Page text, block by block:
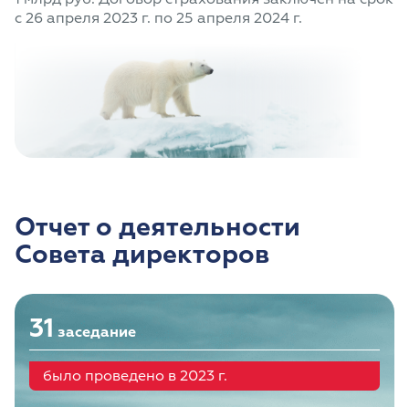
с 26 апреля 2023 г. по 25 апреля 2024 г.
Отчет о деятельности
Совета директоров
31 заседание
было проведено в 2023 г.